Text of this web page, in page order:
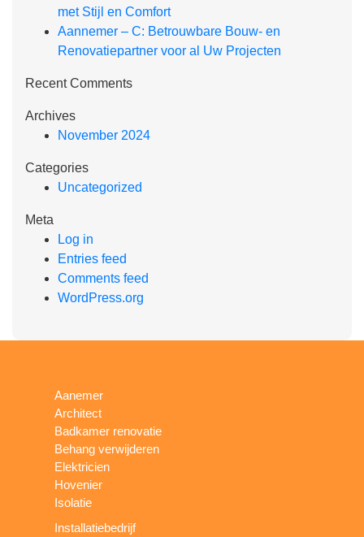
met Stijl en Comfort
Aannemer – C: Betrouwbare Bouw- en
Renovatiepartner voor al Uw Projecten
Recent Comments
Archives
November 2024
Categories
Uncategorized
Meta
Log in
Entries feed
Comments feed
WordPress.org
Aanemer
Architect
Badkamer renovatie
Behang verwijderen
Elektricien
Hovenier
Isolatie
Installatiebedrijf